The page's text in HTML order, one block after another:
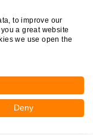
to improve our
a great website
we use open the
Deny